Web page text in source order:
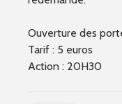
Ouverture des
Tarif : 5 euros
Action : 20H30